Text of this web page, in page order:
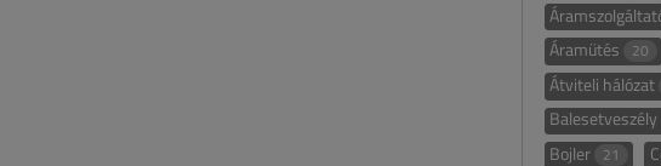
Áramütés 20
Átviteli hálózat
Balesetveszély
Bojler 21